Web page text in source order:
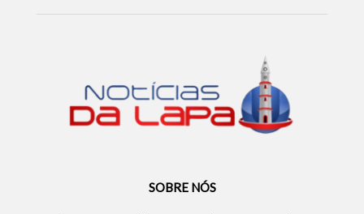
SOBRE NÓS